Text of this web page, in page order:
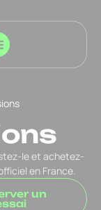
le et achetez-
en France.
un